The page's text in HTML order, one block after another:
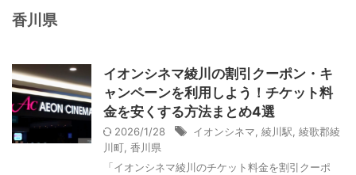
香川県
イオンシネマ綾川の割引クーポン・キ
ャンペーンを利用しよう！チケット料
金を安くする方法まとめ4選
2026/1/28 イオンシネマ 綾川駅 綾歌郡綾
川町 香川県
「イオンシネマ綾川のチケット料金を割引クーポ